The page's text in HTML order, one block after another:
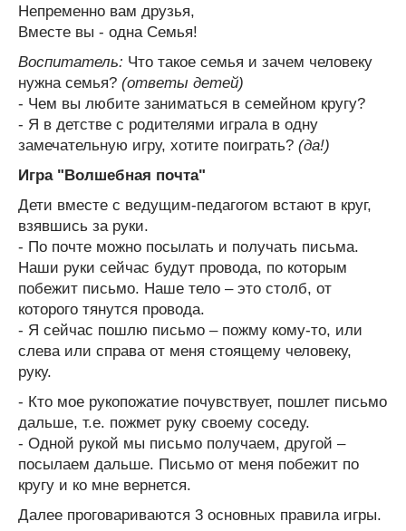
Непременно вам друзья,
Вместе вы - одна Семья!
Воспитатель: Что такое семья и зачем человеку
нужна семья? (ответы детей)
- Чем вы любите заниматься в семейном кругу?
- Я в детстве с родителями играла в одну
замечательную игру, хотите поиграть? (да!)
Игра "Волшебная почта"
Дети вместе с ведущим-педагогом встают в круг,
взявшись за руки.
- По почте можно посылать и получать письма.
Наши руки сейчас будут провода, по которым
побежит письмо. Наше тело – это столб, от
которого тянутся провода.
- Я сейчас пошлю письмо – пожму кому-то, или
слева или справа от меня стоящему человеку,
руку.
- Кто мое рукопожатие почувствует, пошлет письмо
дальше, т.е. пожмет руку своему соседу.
- Одной рукой мы письмо получаем, другой –
посылаем дальше. Письмо от меня побежит по
кругу и ко мне вернется.
Далее проговариваются 3 основных правила игры.